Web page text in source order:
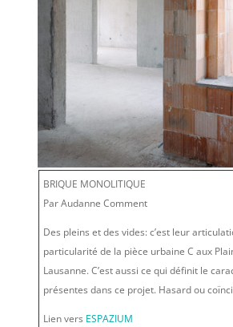
BRIQUE MONOLITIQUE
Par Audanne Comment
Des pleins et des vides: c’est leur
particularité de la pièce urbaine C aux
Lausanne. C’est aussi ce qui définit le
présentes dans ce projet. Hasard ou
Lien vers ESPAZIUM